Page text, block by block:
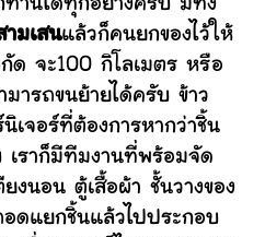
ท่านได้ทุกอย่างครับ มีทั้ง
ามเสนแล้วก็คนยกของไว้ให้
ด จะ100 กิโลเมตร หรือ
ารถขนย้ายได้ครับ ข้าว
เจอร์ที่ต้องการหากว่าชิ้น
เราก็มีทีมงานที่พร้อมจัด
งนอน ตู้เสื้อผ้า ชั้นวางของ
ดแยกชิ้นแล้วไปประกอบ